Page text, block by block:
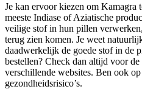
Je kan ervoor kiezen om Kamagra
meeste Indiase of Aziatische
veilige stof in hun pillen
terug zien komen. Je weet
daadwerkelijk de goede stof in de
bestellen? Check dan altijd voor
verschillende websites. Ben ook
gezondheidsrisico’s.